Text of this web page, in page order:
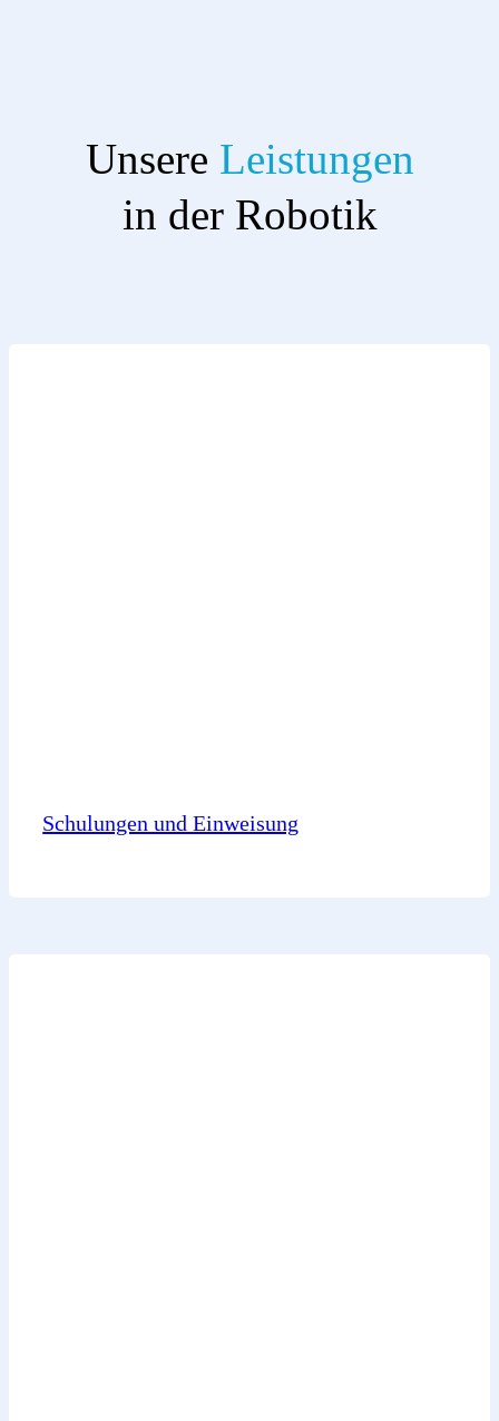
Unsere Leistungen
in der Robotik
Schulungen und Einweisung